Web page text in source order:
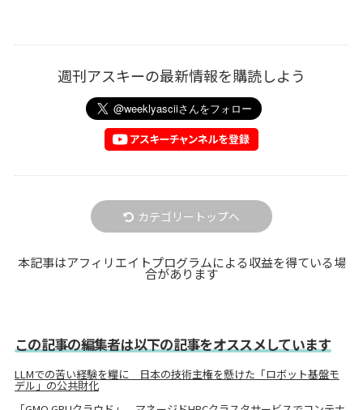
週刊アスキーの最新情報を購読しよう
カテゴリートップへ
本記事はアフィリエイトプログラムによる収益を得ている場
合があります
この記事の編集者は以下の記事をオススメしています
LLMでの苦い経験を糧に 日本の技術主権を懸けた「ロボット基盤モ
デル」の公共財化